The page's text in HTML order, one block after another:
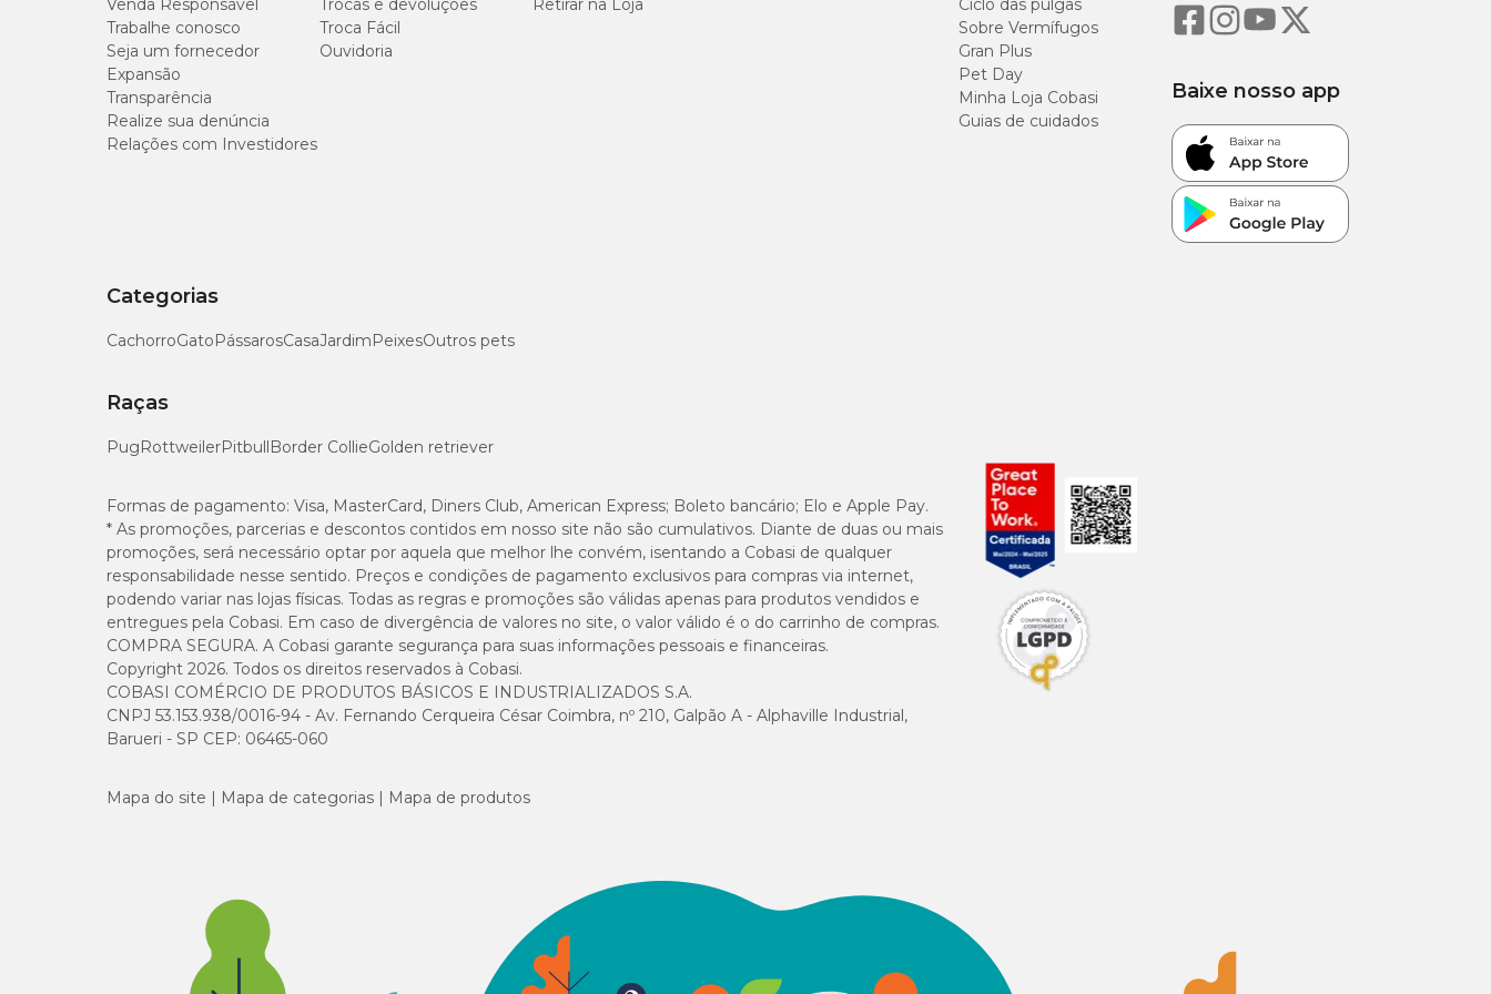
Espécies Doadoras de Gene: *Agrobacterium tumefaciens. **Bacillus thuringiensis, Streptomyces viridochromogenes e Zea mays.
Níveis de garantia
Umidade (máx.)
Matéria Fibrosa (máx.)
Fósforo (mín.) 11 g/kg 1,1%
1.000 mg/kg
Lisina (mín.) -
Metionina (mín.)
Beta-glucanas (mín.)
Enriquecimento mínimo por kg
Venda Responsável
Trabalhe conosco
Seja um fornecedor
Expansão
Transparência
Realize sua denúncia
Relações com Investidores
Trocas e devoluções
Troca Fácil
Ouvidoria
Retirar na Loja
Ciclo das pulgas
Sobre Vermífugos
Gran Plus
Pet Day
Minha Loja Cobasi
Guias de cuidados
Categorias
CachorroGatoPássarosCasaJardimPeixesOutros pets
Raças
PugRottweilerPitbullBorder CollieGolden retriever
Baixe nosso app
Formas de pagamento: Visa, MasterCard, Diners Club, American Express; Boleto bancário; Elo e Apple Pay.
* As promoções, parcerias e descontos contidos em nosso site não são cumulativos. Diante de duas ou mais
promoções, será necessário optar por aquela que melhor lhe convém, isentando a Cobasi de qualquer
responsabilidade nesse sentido. Preços e condições de pagamento exclusivos para compras via internet,
podendo variar nas lojas físicas. Todas as regras e promoções são válidas apenas para produtos vendidos e
entregues pela Cobasi. Em caso de divergência de valores no site, o valor válido é o do carrinho de compras.
COMPRA SEGURA. A Cobasi garante segurança para suas informações pessoais e financeiras.
Copyright 2026. Todos os direitos reservados à Cobasi.
COBASI COMÉRCIO DE PRODUTOS BÁSICOS E INDUSTRIALIZADOS S.A.
CNPJ 53.153.938/0016-94 - Av. Fernando Cerqueira César Coimbra, nº 210, Galpão A - Alphaville Industrial,
Barueri - SP CEP: 06465-060
Mapa do site Mapa de categorias Mapa de produtos